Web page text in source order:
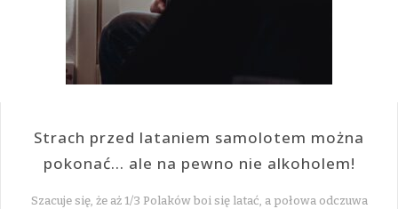
Strach przed lataniem samolotem można
pokonać… ale na pewno nie alkoholem!
Szacuje się, że aż 1/3 Polaków boi się latać, a połowa odczuwa